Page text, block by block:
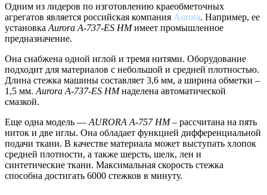
Одним из лидеров по изготовлению краеобметочных
агрегатов является российская компания Aurora. Например, ее
установка Aurora A-737-ES HMимеет промышленное
предназначение.
Она снабжена одной иглой и тремя нитями. Оборудование
подходит для материалов с небольшой и средней плотностью.
Длина стежка машины составляет 3,6 мм, а ширина обметки –
1,5 мм. Aurora A-737-ES HMнаделена автоматической
смазкой.
Еще одна модель — AURORA A-757 HM– рассчитана на пять
ниток и две иглы. Она обладает функцией дифференциальной
подачи ткани. В качестве материала может выступать хлопок
средней плотности, а также шерсть, шелк, лен и
синтетические ткани. Максимальная скорость стежка
способна достигать 6000 стежков в минуту.